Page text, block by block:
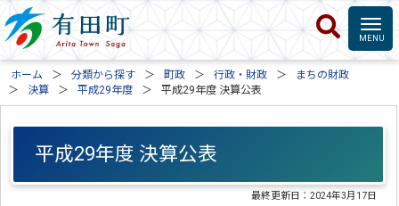
ホーム 分類から探す 町政 行政・財政
まちの財政
決算
平成29年度 平成29年度 決算公表
平成29年度 決算公表
最終更新日：2024年3月17日